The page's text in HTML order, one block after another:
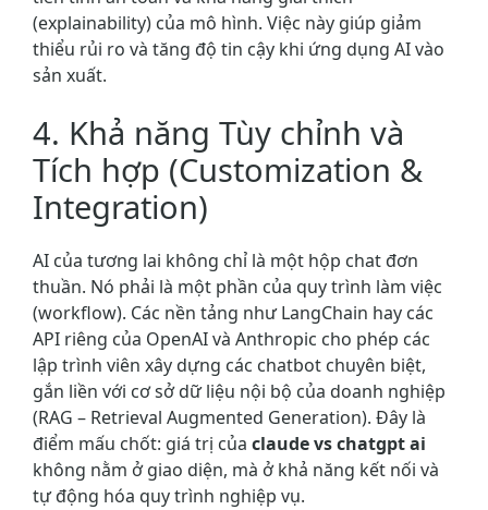
(explainability) của mô hình. Việc này giúp giảm
thiểu rủi ro và tăng độ tin cậy khi ứng dụng AI vào
sản xuất.
4. Khả năng Tùy chỉnh và
Tích hợp (Customization &
Integration)
AI của tương lai không chỉ là một hộp chat đơn
thuần. Nó phải là một phần của quy trình làm việc
(workflow). Các nền tảng như LangChain hay các
API riêng của OpenAI và Anthropic cho phép các
lập trình viên xây dựng các chatbot chuyên biệt,
gắn liền với cơ sở dữ liệu nội bộ của doanh nghiệp
(RAG – Retrieval Augmented Generation). Đây là
điểm mấu chốt: giá trị của claude vs chatgpt ai
không nằm ở giao diện, mà ở khả năng kết nối và
tự động hóa quy trình nghiệp vụ.